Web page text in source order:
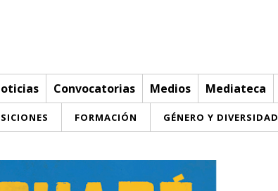
Convocatorias Medios Mediateca
FORMACIÓN GÉNERO Y DIVERSIDAD